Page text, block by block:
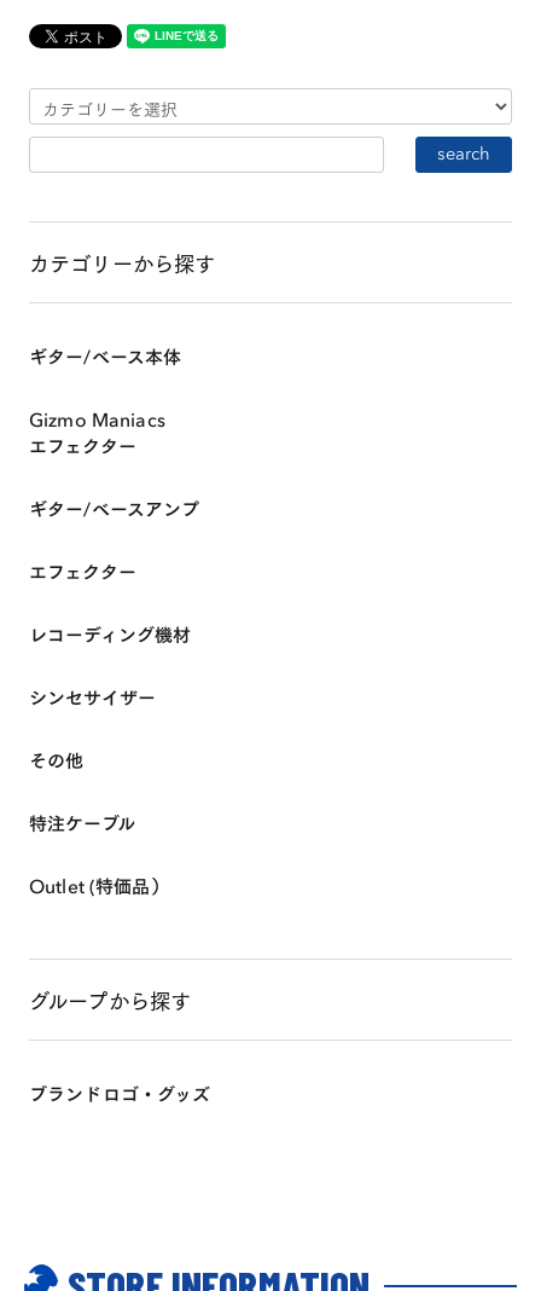
0
カテゴリーから探す
ギター/ベース本体
Gizmo Maniacs
エフェクター
ギター/ベースアンプ
エフェクター
レコーディング機材
シンセサイザー
その他
特注ケーブル
Outlet (特価品）
グループから探す
ブランドロゴ・グッズ